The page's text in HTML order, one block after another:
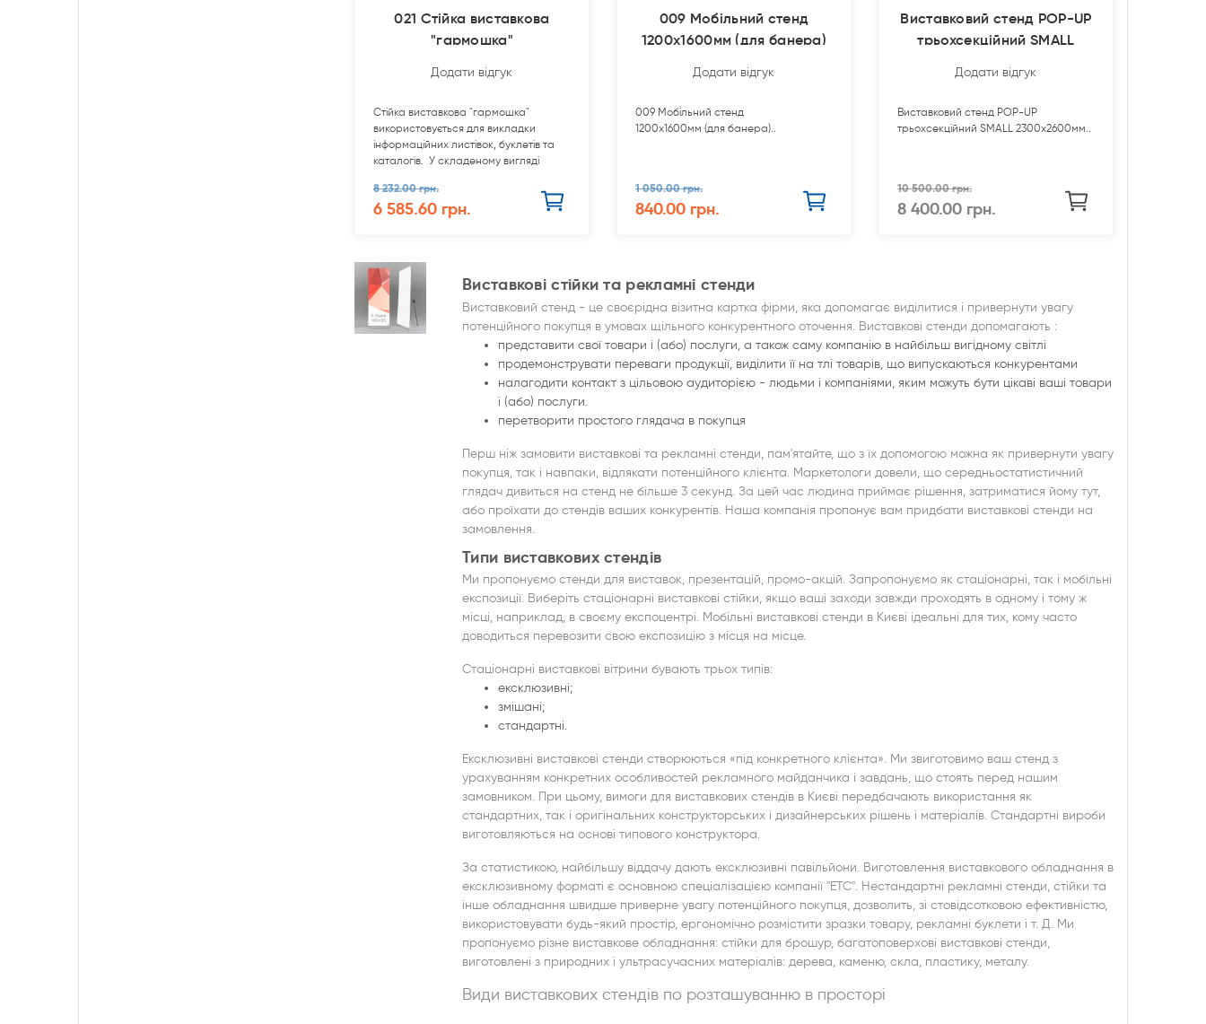
021 Стійка виставкова
"гармошка"
Додати відгук
Стійка виставкова "гармошка"
використовується для викладки
інформаційних листівок, буклетів та
каталогів. У складеному вигляді
8 232.00 грн.
6 585.60 грн.
009 Мобільний стенд
1200х1600мм (для банера)
Додати відгук
009 Мобільний стенд
1200х1600мм (для банера)..
1 050.00 грн.
840.00 грн.
Виставковий стенд POP-UP
трьохсекційний SMALL
Додати відгук
Виставковий стенд POP-UP
трьохсекційний SMALL 2300х2600мм..
10 500.00 грн.
8 400.00 грн.
Виставкові стійки та рекламні стенди
Виставковий стенд - це своєрідна візитна картка фірми, яка допомагає виділитися і привернути увагу
потенційного покупця в умовах щільного конкурентного оточення. Виставкові стенди допомагають :
представити свої товари і (або) послуги, а також саму компанію в найбільш вигідному світлі
продемонструвати переваги продукції, виділити її на тлі товарів, що випускаються конкурентами
налагодити контакт з цільовою аудиторією - людьми і компаніями, яким можуть бути цікаві ваші товари
і (або) послуги.
перетворити простого глядача в покупця
Перш ніж замовити виставкові та рекламні стенди, пам'ятайте, що з їх допомогою можна як привернути увагу
покупця, так і навпаки, відлякати потенційного клієнта. Маркетологи довели, що середньостатистичний
глядач дивиться на стенд не більше 3 секунд. За цей час людина приймає рішення, затриматися йому тут,
або проїхати до стендів ваших конкурентів. Наша компанія пропонує вам придбати виставкові стенди на
замовлення.
Типи виставкових стендів
Ми пропонуємо стенди для виставок, презентацій, промо-акцій. Запропонуємо як стаціонарні, так і мобільні
експозиції. Виберіть стаціонарні виставкові стійки, якщо ваші заходи завжди проходять в одному і тому ж
місці, наприклад, в своєму експоцентрі. Мобільні виставкові стенди в Києві ідеальні для тих, кому часто
доводиться перевозити свою експозицію з місця на місце.
Стаціонарні виставкові вітрини бувають трьох типів:
ексклюзивні;
змішані;
стандартні.
Ексклюзивні виставкові стенди створюються «під конкретного клієнта». Ми звиготовимо ваш стенд з
урахуванням конкретних особливостей рекламного майданчика і завдань, що стоять перед нашим
замовником. При цьому, вимоги для виставкових стендів в Києві передбачають використання як
стандартних, так і оригінальних конструкторських і дизайнерських рішень і матеріалів. Стандартні вироби
виготовляються на основі типового конструктора.
За статистикою, найбільшу віддачу дають ексклюзивні павільйони. Виготовлення виставкового обладнання в
ексклюзивному форматі є основною спеціалізацією компанії "ETC". Нестандартні рекламні стенди, стійки та
інше обладнання швидше приверне увагу потенційного покупця, дозволить, зі стовідсотковою ефективністю,
використовувати будь-який простір, ергономічно розмістити зразки товару, рекламні буклети і т. Д. Ми
пропонуємо різне виставкове обладнання: стійки для брошур, багатоповерхові виставкові стенди,
виготовлені з природних і ультрасучасних матеріалів: дерева, каменю, скла, пластику, металу.
Види виставкових стендів по розташуванню в просторі